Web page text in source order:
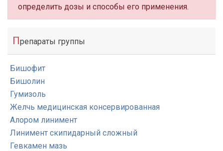
определить дозы и способы его применения.
Препараты группы
Бишофит
Бишолин
Гумизоль
Желчь медицинская консервированная
Алором линимент
Линимент скипидарный сложный
Гевкамен мазь